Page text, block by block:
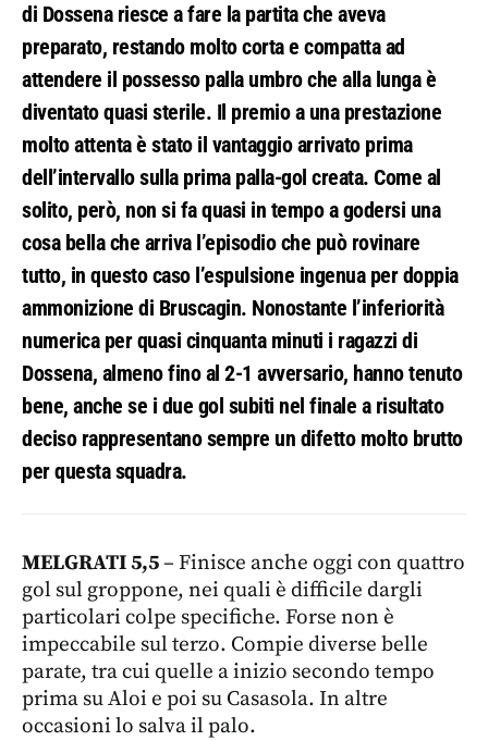
di Dossena riesce a fare la partita che aveva
preparato, restando molto corta e compatta ad
attendere il possesso palla umbro che alla lunga è
diventato quasi sterile. Il premio a una prestazione
molto attenta è stato il vantaggio arrivato prima
dell’intervallo sulla prima palla-gol creata. Come al
solito, però, non si fa quasi in tempo a godersi una
cosa bella che arriva l’episodio che può rovinare
tutto, in questo caso l’espulsione ingenua per doppia
ammonizione di Bruscagin. Nonostante l’inferiorità
numerica per quasi cinquanta minuti i ragazzi di
Dossena, almeno fino al 2-1 avversario, hanno tenuto
bene, anche se i due gol subiti nel finale a risultato
deciso rappresentano sempre un difetto molto brutto
per questa squadra.
MELGRATI 5,5– Finisce anche oggi con quattro
gol sul groppone, nei quali è difficile dargli
particolari colpe specifiche. Forse non è
impeccabile sul terzo. Compie diverse belle
parate, tra cui quelle a inizio secondo tempo
prima su Aloi e poi su Casasola. In altre
occasioni lo salva il palo.